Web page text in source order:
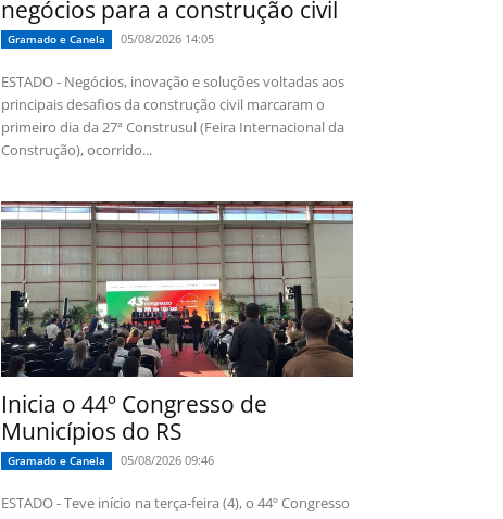
negócios para a construção civil
Gramado e Canela 05/08/2026 14:05
ESTADO - Negócios, inovação e soluções voltadas aos
principais desafios da construção civil marcaram o
primeiro dia da 27ª Construsul (Feira Internacional da
Construção), ocorrido...
Inicia o 44º Congresso de
Municípios do RS
Gramado e Canela 05/08/2026 09:46
ESTADO - Teve início na terça-feira (4), o 44º Congresso